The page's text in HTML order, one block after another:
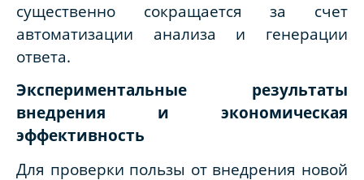
существенно сокращается за счет
автоматизации анализа и генерации
ответа.
Экспериментальные результаты
внедрения и экономическая
эффективность
Для проверки пользы от внедрения новой